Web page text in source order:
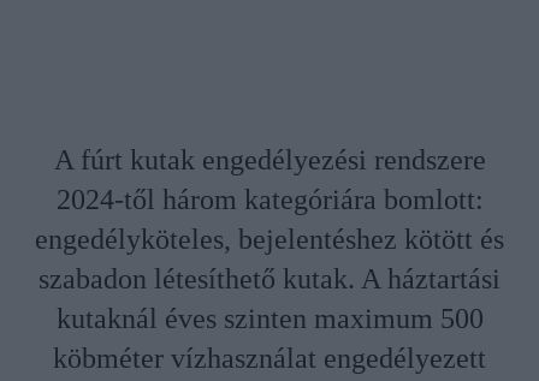
A fúrt kutak engedélyezési rendszere
2024-től három kategóriára bomlott:
engedélyköteles, bejelentéshez kötött és
szabadon létesíthető kutak. A háztartási
kutaknál éves szinten maximum 500
köbméter vízhasználat engedélyezett